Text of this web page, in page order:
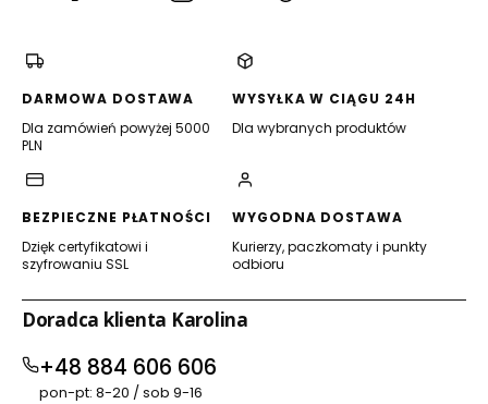
nowej
DARMOWA DOSTAWA
Dla zamówień powyżej 5000
PLN
WYSYŁKA W CIĄGU 24H
Dla wybranych produktów
BEZPIECZNE PŁATNOŚCI
Dzięk certyfikatowi i
szyfrowaniu SSL
WYGODNA DOSTAWA
Kurierzy, paczkomaty i punkty
odbioru
Doradca klienta Karolina
+48 884 606 606
pon-pt: 8-20 / sob 9-16